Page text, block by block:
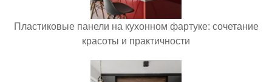
Пластиковые панели на кухонном фартуке: сочетание
красоты и практичности